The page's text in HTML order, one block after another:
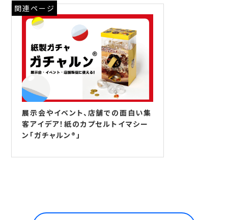
関連ページ
展示会やイベント、店舗での面白い集
客アイデア！紙のカプセルトイマシー
ン「ガチャルン®」